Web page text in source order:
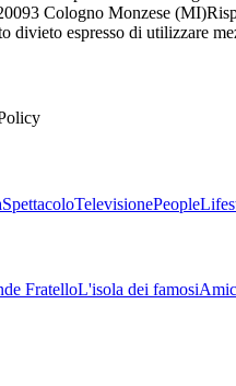
Cologno Monzese (MI)
divieto espresso di utilizzare
SpettacoloTelevisionePeople
FratelloL'isola dei famosi